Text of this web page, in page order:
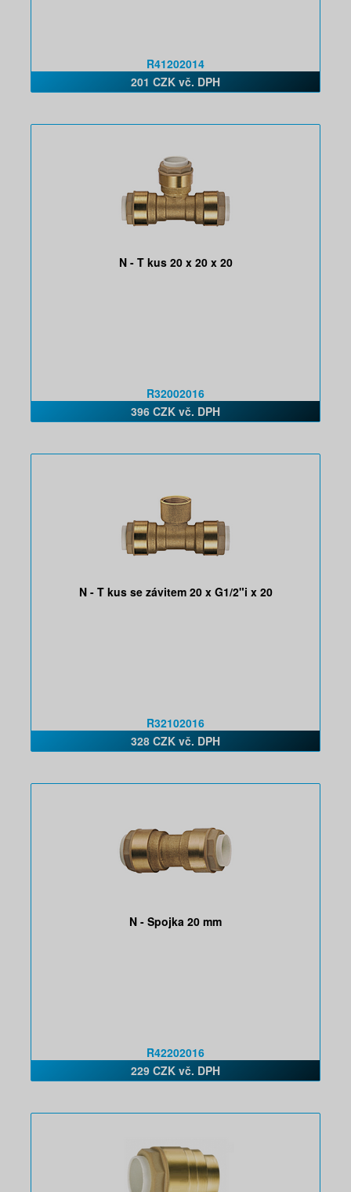
R41202014
201 CZK vč. DPH
N - T kus 20 x 20 x 20
R32002016
396 CZK vč. DPH
N - T kus se závitem 20 x G1/2"i x 20
R32102016
328 CZK vč. DPH
N - Spojka 20 mm
R42202016
229 CZK vč. DPH